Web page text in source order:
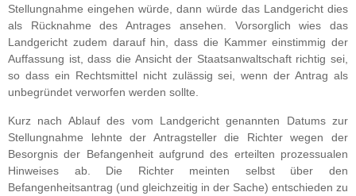
Stellungnahme eingehen würde, dann würde das Landgericht dies
als Rücknahme des Antrages ansehen. Vorsorglich wies das
Landgericht zudem darauf hin, dass die Kammer einstimmig der
Auffassung ist, dass die Ansicht der Staatsanwaltschaft richtig sei,
so dass ein Rechtsmittel nicht zulässig sei, wenn der Antrag als
unbegründet verworfen werden sollte.
Kurz nach Ablauf des vom Landgericht genannten Datums zur
Stellungnahme lehnte der Antragsteller die Richter wegen der
Besorgnis der Befangenheit aufgrund des erteilten prozessualen
Hinweises ab. Die Richter meinten selbst über den
Befangenheitsantrag (und gleichzeitig in der Sache) entschieden zu